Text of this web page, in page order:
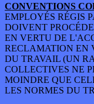
CONVENTIONS
EMPLOYÉS RÉGIS
DOIVENT
EN VERTU DE
RECLAMATION EN
DU TRAVAIL (UN
COLLECTIVES NE
MOINDRE QUE
LES NORMES DU